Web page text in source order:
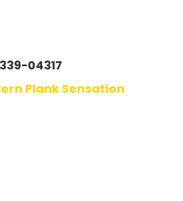
04317
Plank Sensation